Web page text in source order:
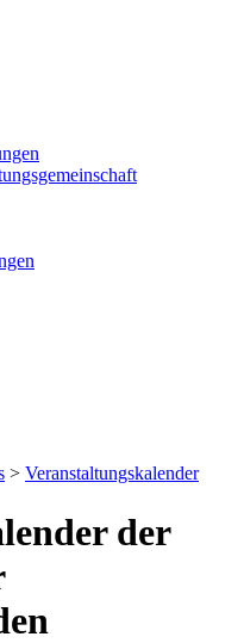
> Veranstaltungskalender
der